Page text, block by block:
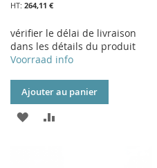
264,11 €
vérifier le délai de livraison
dans les détails du produit
Voorraad info
Ajouter au panier
AJOUTER